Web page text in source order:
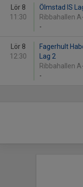
Lör 8
11:30
Ölmstad IS
Ribbahallen
-
Lör 8
12:30
Fagerhult
Lag 2
Ribbahallen
-